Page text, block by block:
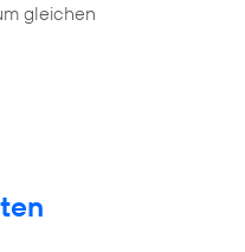
gleichen